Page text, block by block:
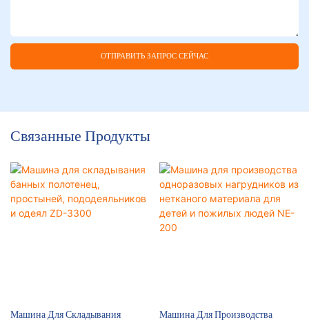
ОТПРАВИТЬ ЗАПРОС СЕЙЧАС
Связанные Продукты
Машина Для Складывания
Машина Для Производства